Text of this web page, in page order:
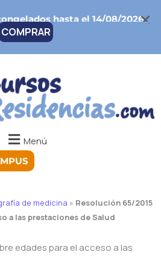
hasta el 14/08/2026
COMPRAR
Menú
de medicina » Resolución 65/2015
a las prestaciones de Salud
edades para el acceso a las